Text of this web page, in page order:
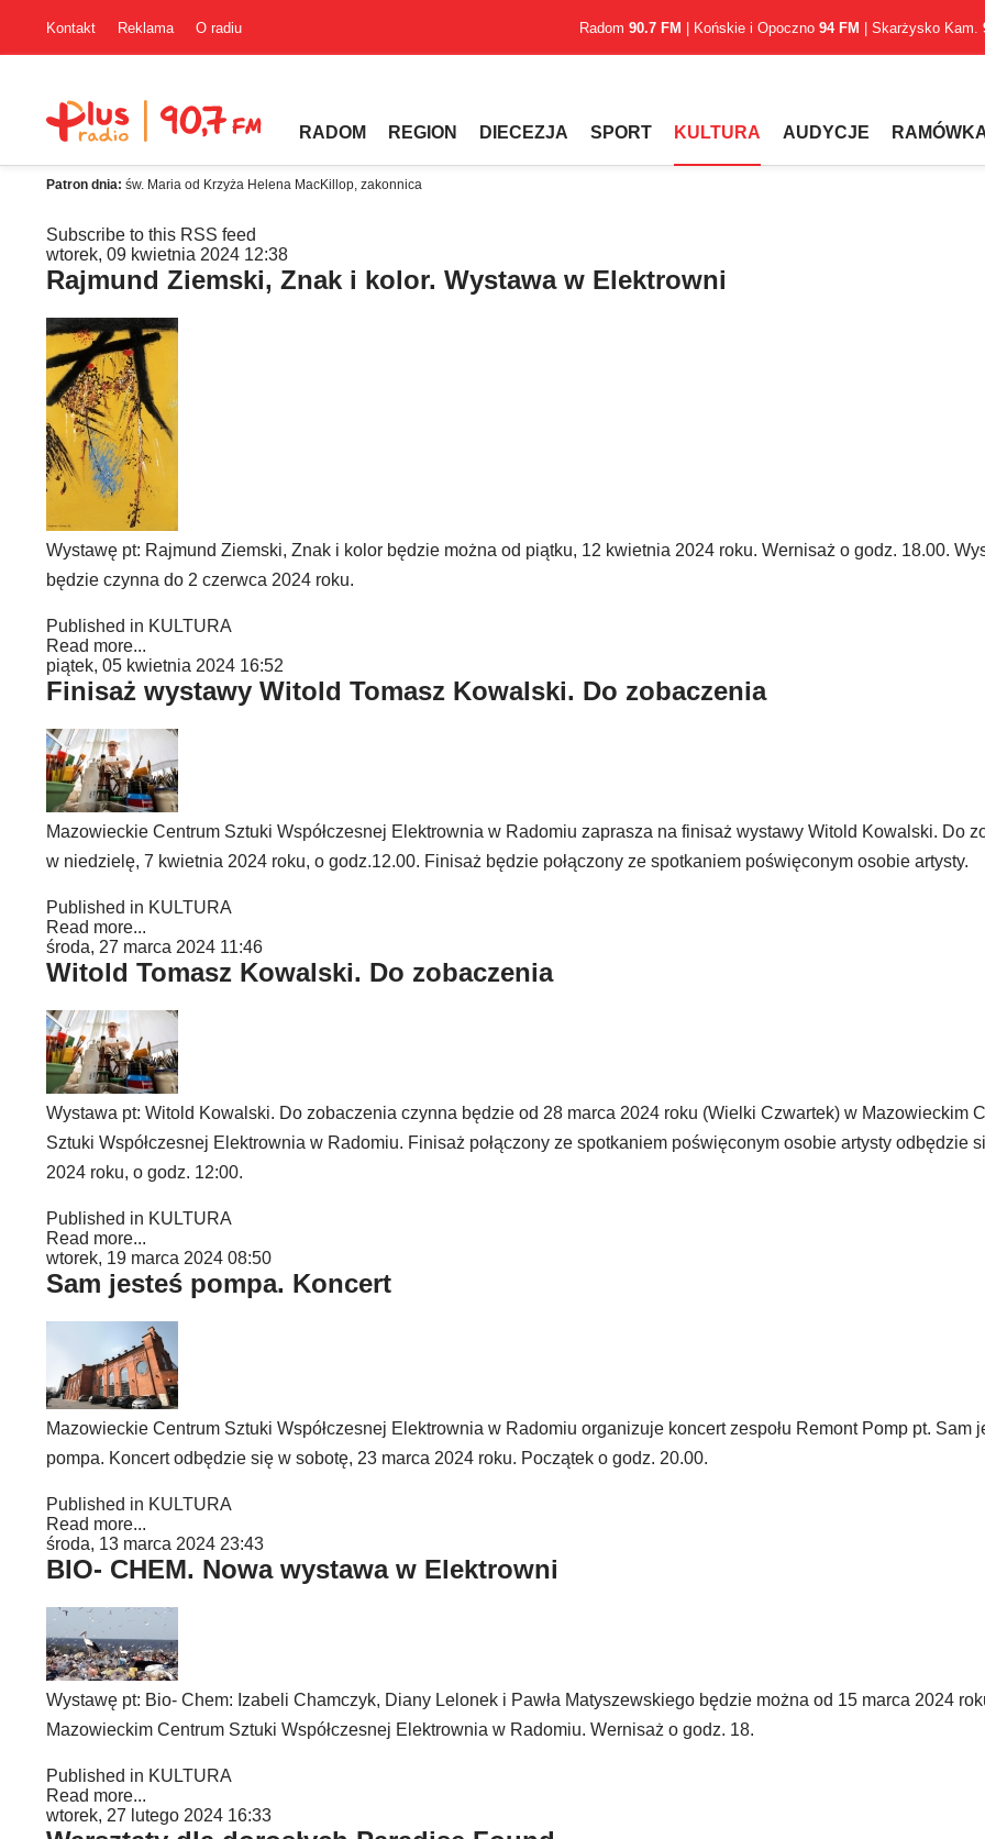
Kontakt Reklama O radiu Radom 90.7 FM | Końskie i Opoczno 94 FM | Skarżysko Kam.
RADOM REGION DIECEZJA SPORT KULTURA AUDYCJE
Patron dnia: św. Maria od Krzyża Helena MacKillop, zakonnica
Subscribe to this RSS feed
wtorek, 09 kwietnia 2024 12:38
Rajmund Ziemski, Znak i kolor. Wystawa w Elektrowni
Wystawę pt: Rajmund Ziemski, Znak i kolor będzie można od piątku, 12 kwietnia 2024 roku. Wernisaż o godz. 18.00.
będzie czynna do 2 czerwca 2024 roku.
Published in KULTURA
Read more...
piątek, 05 kwietnia 2024 16:52
Finisaż wystawy Witold Tomasz Kowalski. Do zobaczenia
Mazowieckie Centrum Sztuki Współczesnej Elektrownia w Radomiu zaprasza na finisaż wystawy Witold Kowalski. Do
w niedzielę, 7 kwietnia 2024 roku, o godz.12.00. Finisaż będzie połączony ze spotkaniem poświęconym osobie artysty.
Published in KULTURA
Read more...
środa, 27 marca 2024 11:46
Witold Tomasz Kowalski. Do zobaczenia
Wystawa pt: Witold Kowalski. Do zobaczenia czynna będzie od 28 marca 2024 roku (Wielki Czwartek) w Mazowieckim
Sztuki Współczesnej Elektrownia w Radomiu. Finisaż połączony ze spotkaniem poświęconym osobie artysty odbędzie
2024 roku, o godz. 12:00.
Published in KULTURA
Read more...
wtorek, 19 marca 2024 08:50
Sam jesteś pompa. Koncert
Mazowieckie Centrum Sztuki Współczesnej Elektrownia w Radomiu organizuje koncert zespołu Remont Pomp pt. Sam
pompa. Koncert odbędzie się w sobotę, 23 marca 2024 roku. Początek o godz. 20.00.
Published in KULTURA
Read more...
środa, 13 marca 2024 23:43
BIO- CHEM. Nowa wystawa w Elektrowni
Wystawę pt: Bio- Chem: Izabeli Chamczyk, Diany Lelonek i Pawła Matyszewskiego będzie można od 15 marca 2024
Mazowieckim Centrum Sztuki Współczesnej Elektrownia w Radomiu. Wernisaż o godz. 18.
Published in KULTURA
Read more...
wtorek, 27 lutego 2024 16:33